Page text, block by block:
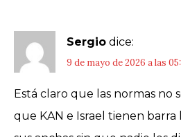
Sergio dice:
9 de mayo de 2026 a las
Está claro que las normas no
que KAN e Israel tienen barra